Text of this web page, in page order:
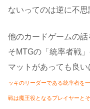
ないってのは逆に不
他のカードゲームの
そMTGの「統率者戦
マットがあっても良
ッキのリーダーである統率者を
戦は魔王役となるプレイヤーと